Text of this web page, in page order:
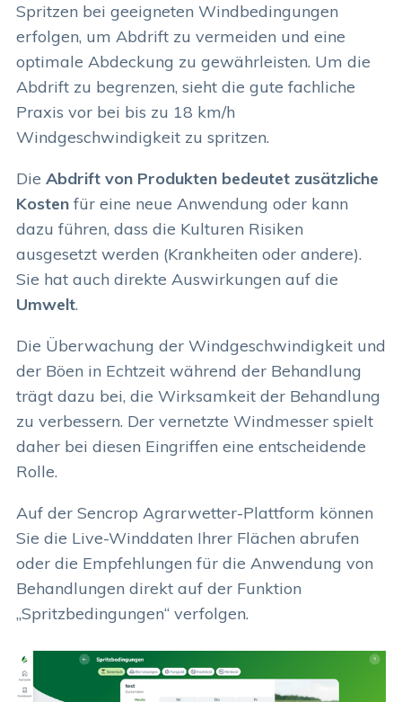
Spritzen bei geeigneten Windbedingungen
erfolgen, um Abdrift zu vermeiden und eine
optimale Abdeckung zu gewährleisten. Um die
Abdrift zu begrenzen, sieht die gute fachliche
Praxis vor bei bis zu 18 km/h
Windgeschwindigkeit zu spritzen.
Die Abdrift von Produkten bedeutet zusätzliche
Kosten für eine neue Anwendung oder kann
dazu führen, dass die Kulturen Risiken
ausgesetzt werden (Krankheiten oder andere).
Sie hat auch direkte Auswirkungen auf die
Umwelt.
Die Überwachung der Windgeschwindigkeit und
der Böen in Echtzeit während der Behandlung
trägt dazu bei, die Wirksamkeit der Behandlung
zu verbessern. Der vernetzte Windmesser spielt
daher bei diesen Eingriffen eine entscheidende
Rolle.
Auf der Sencrop Agrarwetter-Plattform können
Sie die Live-Winddaten Ihrer Flächen abrufen
oder die Empfehlungen für die Anwendung von
Behandlungen direkt auf der Funktion
„Spritzbedingungen“ verfolgen.